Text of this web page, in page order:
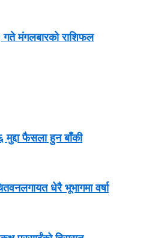
मंगलबारको राशिफल
मुद्दा फैसला हुन बाँकी
धेरै भूभागमा वर्षा